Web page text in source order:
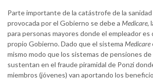
Parte importante de la catástrofe de la sanidad
provocada por el Gobierno se debe a Medicare,
para personas mayores donde el empleador
propio Gobierno. Dado que el sistema Medicare
mismo modo que los sistemas de pensiones
sustentan en el fraude piramidal de Ponzi
miembros (jóvenes) van aportando los